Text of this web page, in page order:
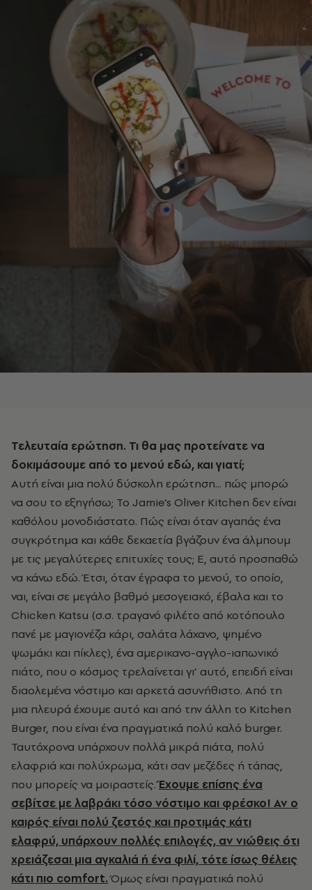
Τελευταία ερώτηση. Τι θα μας προτείνατε να
δοκιμάσουμε από το μενού εδώ, και γιατί;
Αυτή είναι μια πολύ δύσκολη ερώτηση... πώς μπορώ
να σου το εξηγήσω; Το Jamie’s Oliver Kitchen δεν είναι
καθόλου μονοδιάστατο. Πώς είναι όταν αγαπάς ένα
συγκρότημα και κάθε δεκαετία βγάζουν ένα άλμπουμ
με τις μεγαλύτερες επιτυχίες τους; Ε, αυτό προσπαθώ
να κάνω εδώ. Έτσι, όταν έγραφα το μενού, το οποίο,
ναι, είναι σε μεγάλο βαθμό μεσογειακό, έβαλα και το
Chicken Katsu (σ.σ. τραγανό φιλέτο από κοτόπουλο
πανέ με μαγιονέζα κάρι, σαλάτα λάχανο, ψημένο
ψωμάκι και πίκλες), ένα αμερικανο-αγγλο-ιαπωνικό
πιάτο, που ο κόσμος τρελαίνεται γι’ αυτό, επειδή είναι
διαολεμένα νόστιμο και αρκετά ασυνήθιστο. Από τη
μια πλευρά έχουμε αυτό και από την άλλη το Kitchen
Burger, που είναι ένα πραγματικά πολύ καλό burger.
Ταυτόχρονα υπάρχουν πολλά μικρά πιάτα, πολύ
ελαφριά και πολύχρωμα, κάτι σαν μεζέδες ή τάπας,
που μπορείς να μοιραστείς.Έχουμε επίσης ένα
σεβίτσε με λαβράκι τόσο νόστιμο και φρέσκο! Αν ο
καιρός είναι πολύ ζεστός και προτιμάς κάτι
ελαφρύ, υπάρχουν πολλές επιλογές, αν νιώθεις ότι
χρειάζεσαι μια αγκαλιά ή ένα φιλί, τότε ίσως θέλεις
κάτι πιο comfort.Όμως είναι πραγματικά πολύ